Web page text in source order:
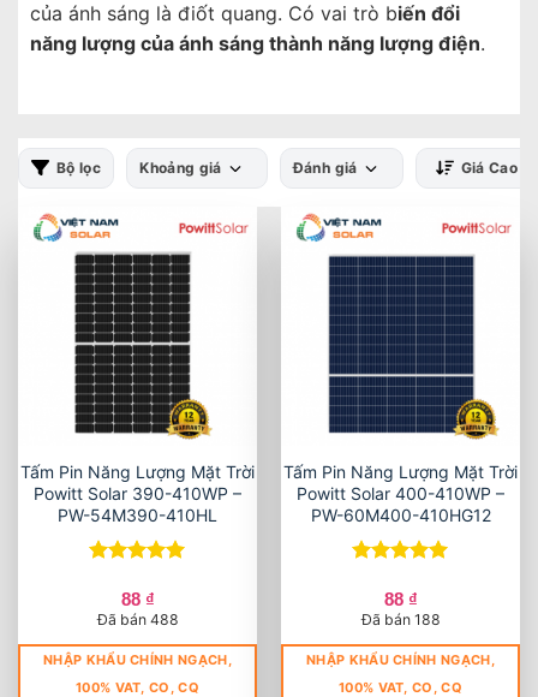
của ánh sáng là điốt quang. Có vai trò biến đổi
năng lượng của ánh sáng thành năng lượng điện.
Bộ lọc Khoảng giá Đánh giá Giá Cao -
Tấm Pin Năng Lượng Mặt Trời
Powitt Solar 390-410WP –
PW-54M390-410HL
hạng5 5
sao
88 ₫
Đã bán 488
NHẬP KHẨU CHÍNH NGẠCH,
100% VAT, CO, CQ
Tấm Pin Năng Lượng Mặt Trời
Powitt Solar 400-410WP –
PW-60M400-410HG12
hạng5 5
sao
88 ₫
Đã bán 188
NHẬP KHẨU CHÍNH NGẠCH,
100% VAT, CO, CQ